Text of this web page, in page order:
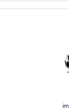
xDrive AWD